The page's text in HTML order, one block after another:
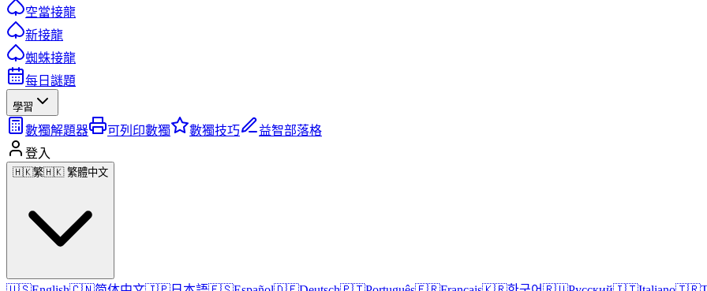
空當接龍
新接龍
蜘蛛接龍
每日謎題
學習
數獨解題器 可列印數獨 數獨技巧
益智部落格
登入
🇭🇰繁🇭🇰 繁體中文